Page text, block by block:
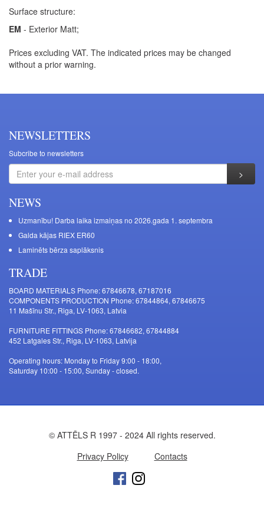
Surface structure:
EM - Exterior Matt;
Prices excluding VAT. The indicated prices may be changed
without a prior warning.
NEWSLETTERS
Subcribe to newsletters
NEWS
Uzmanību! Darba laika izmaiņas no 2026.gada 1. septembra
Galda kājas RIEX ER60
Laminēts bērza saplāksnis
TRADE
BOARD MATERIALS Phone: 67846678, 67187016
COMPONENTS PRODUCTION Phone: 67844864, 67846675
11 Mašīnu Str., Riga, LV-1063, Latvia
FURNITURE FITTINGS Phone: 67846682, 67844884
452 Latgales Str., Riga, LV-1063, Latvija
Operating hours: Monday to Friday 9:00 - 18:00,
Saturday 10:00 - 15:00, Sunday - closed.
© ATTĒLS R 1997 - 2024 All rights reserved.
Privacy Policy
Contacts